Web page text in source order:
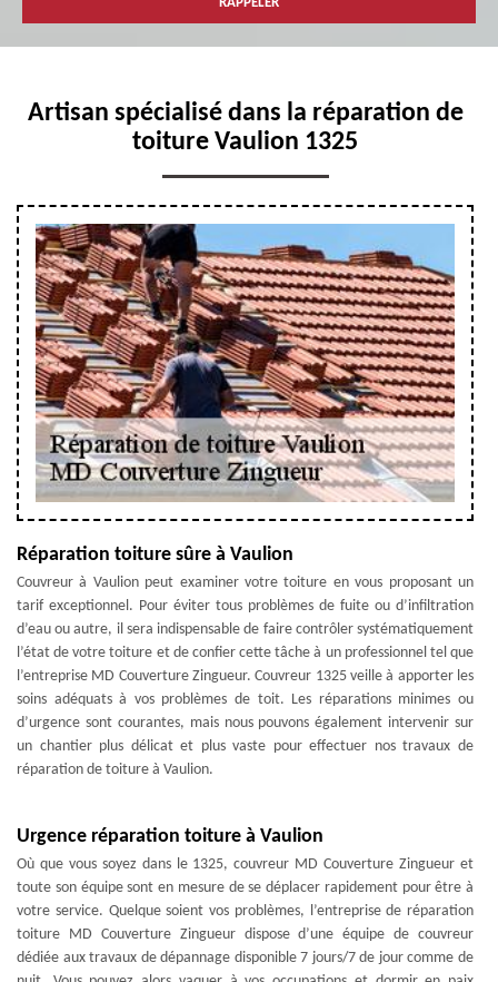
Artisan spécialisé dans la réparation de
toiture Vaulion 1325
Réparation toiture sûre à Vaulion
Couvreur à Vaulion peut examiner votre toiture en vous proposant un
tarif exceptionnel. Pour éviter tous problèmes de fuite ou d’infiltration
d’eau ou autre, il sera indispensable de faire contrôler systématiquement
l’état de votre toiture et de confier cette tâche à un professionnel tel que
l’entreprise MD Couverture Zingueur. Couvreur 1325 veille à apporter les
soins adéquats à vos problèmes de toit. Les réparations minimes ou
d’urgence sont courantes, mais nous pouvons également intervenir sur
un chantier plus délicat et plus vaste pour effectuer nos travaux de
réparation de toiture à Vaulion.
Urgence réparation toiture à Vaulion
Où que vous soyez dans le 1325, couvreur MD Couverture Zingueur et
toute son équipe sont en mesure de se déplacer rapidement pour être à
votre service. Quelque soient vos problèmes, l’entreprise de réparation
toiture MD Couverture Zingueur dispose d’une équipe de couvreur
dédiée aux travaux de dépannage disponible 7 jours/7 de jour comme de